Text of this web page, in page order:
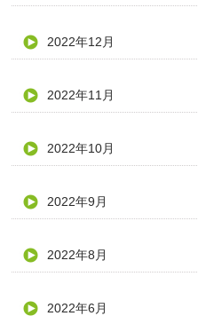
2022年12月
2022年11月
2022年10月
2022年9月
2022年8月
2022年6月